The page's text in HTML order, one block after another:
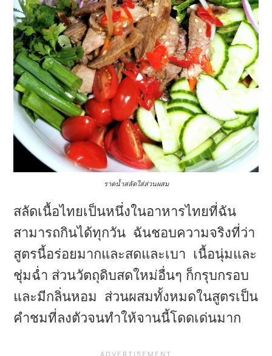
ราดน้ำสลัดใส่ส่วนผสม
สลัดเนื้อไทยเป็นหนึ่งในอาหารไทยที่ฉัน
สามารถกินได้ทุกวัน ฉันชอบความจริงที่ว่า
สูตรนี้อร่อยมากและสดและเบา เนื้อนุ่มและ
ชุ่มฉ่ำ ส่วนวัตถุดิบสดใหม่อื่นๆ ก็กรุบกรอบ
และมีกลิ่นหอม ส่วนผสมทั้งหมดในสูตรเป็น
คำชมที่ลงตัวจนทำให้จานนี้โดดเด่นมาก